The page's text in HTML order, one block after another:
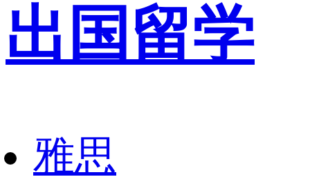
出国留学
雅思